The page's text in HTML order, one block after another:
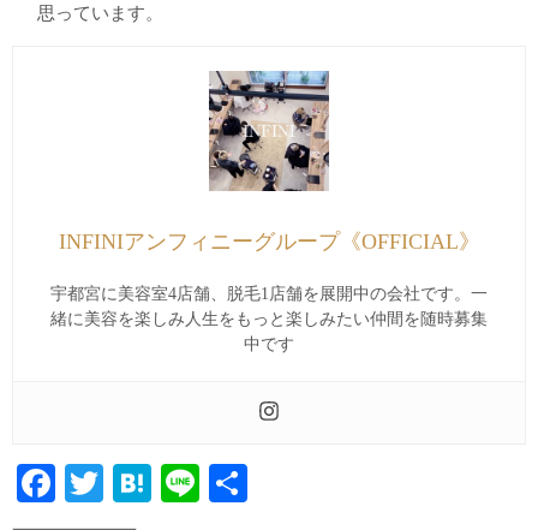
思っています。
INFINIアンフィニーグループ《OFFICIAL》
宇都宮に美容室4店舗、脱毛1店舗を展開中の会社です。一
緒に美容を楽しみ人生をもっと楽しみたい仲間を随時募集
中です
Facebook
TwitterHatena
Line